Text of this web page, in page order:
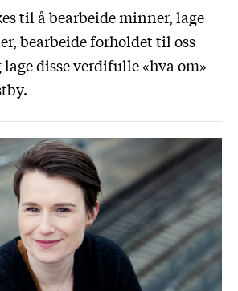
til å bearbeide minner, lage
bearbeide forholdet til oss
lage disse verdifulle «hva om»-